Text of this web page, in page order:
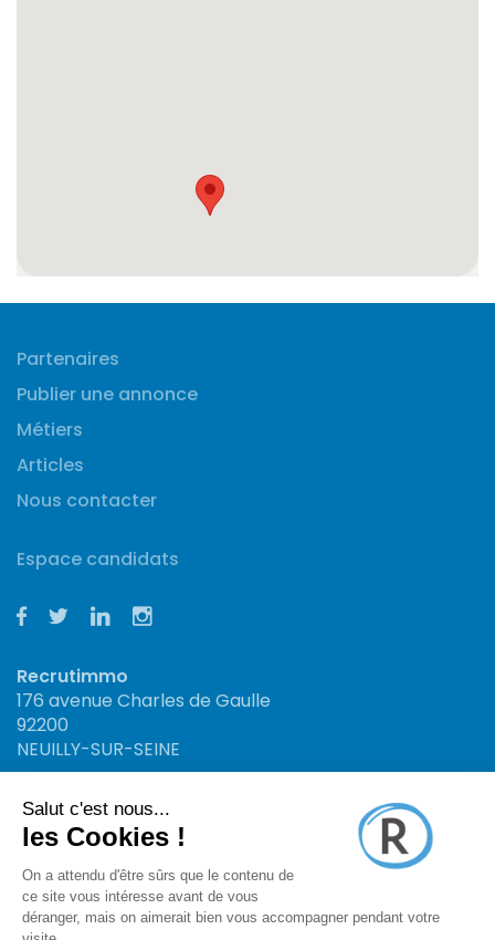
Partenaires
Publier une annonce
Métiers
Articles
Nous contacter
Espace candidats
Recrutimmo
176 avenue Charles de Gaulle
92200
NEUILLY-SUR-SEINE
Recrutimmo
34 rue St Jacques
MARSEILLE